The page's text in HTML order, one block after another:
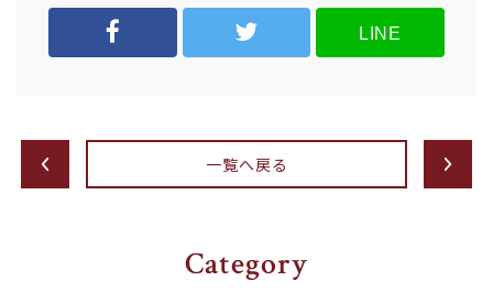
LINE
一覧へ戻る
Category